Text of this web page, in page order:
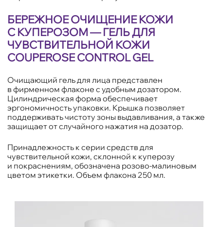
БЕРЕЖНОЕ ОЧИЩЕНИЕ КОЖИ
С КУПЕРОЗОМ — ГЕЛЬ ДЛЯ
ЧУВСТВИТЕЛЬНОЙ КОЖИ
COUPEROSE CONTROL GEL
Очищающий гель для лица представлен
в фирменном флаконе с удобным дозатором.
Цилиндрическая форма обеспечивает
эргономичность упаковки. Крышка позволяет
поддерживать чистоту зоны выдавливания, а также
защищает от случайного нажатия на дозатор.
Принадлежность к серии средств для
чувствительной кожи, склонной к куперозу
и покраснениям, обозначена розово-малиновым
цветом этикетки. Объем флакона 250 мл.